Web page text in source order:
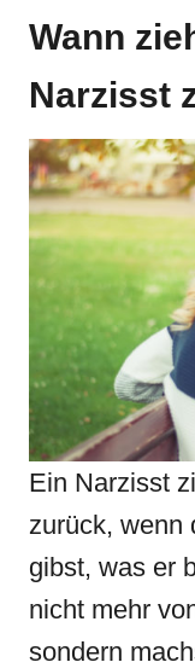
Wann
Narzisst
Ein Narzisst
zurück, wenn
gibst, was er
nicht mehr
sondern